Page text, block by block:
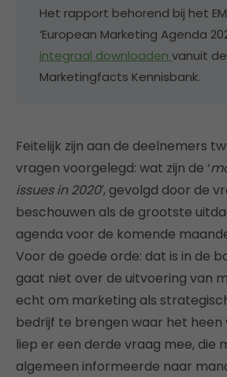
Het rapport behorend bij het
‘European Marketing Agenda
integraal downloaden vanuit de
Marketingfacts Kennisbank.
Feitelijk zijn aan de deelnemers
vragen voorgelegd: wat zijn de ‘
issues in 2020′, gevolgd door de
beschouwen als de grootste
agenda voor de komende
Voor de goede orde: dat is in de
gaat niet over de uitvoering van
echt om marketing als
bedrijf te brengen waar het heen
liep er een derde vraag mee, die
algemeen informeerde naar